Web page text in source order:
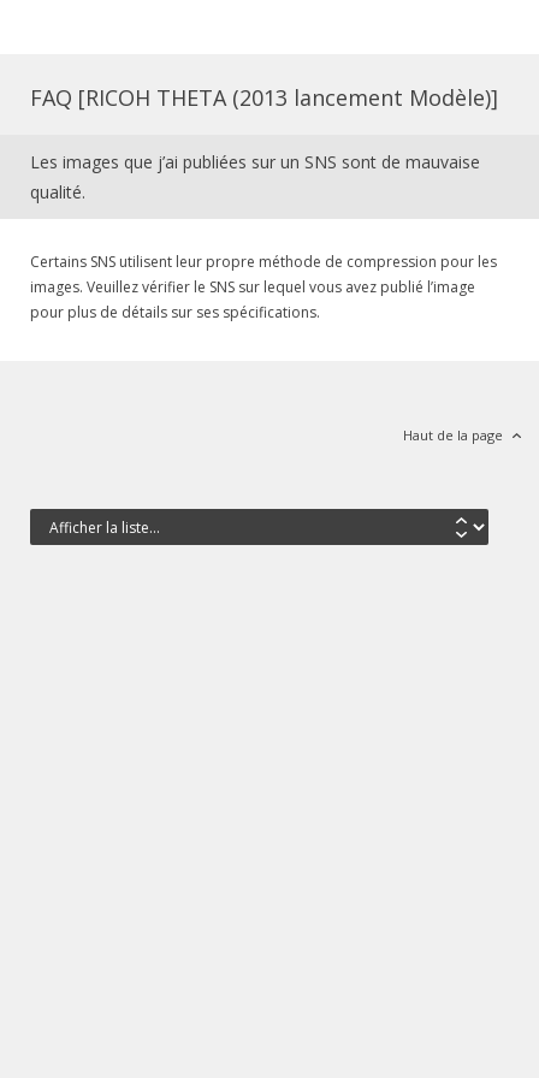
FAQ [RICOH THETA (2013 lancement Modèle)]
Les images que j’ai publiées sur un SNS sont de mauvaise
qualité.
Certains SNS utilisent leur propre méthode de compression pour les
images. Veuillez vérifier le SNS sur lequel vous avez publié l’image
pour plus de détails sur ses spécifications.
Haut de la page